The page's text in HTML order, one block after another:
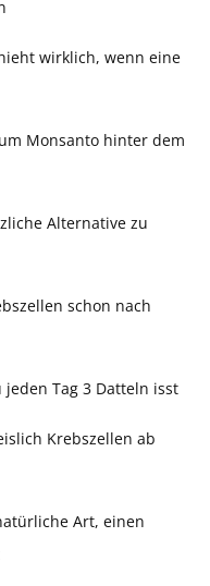
wirklich, wenn eine
Monsanto hinter dem
Alternative zu
schon nach
Tag 3 Datteln isst
Krebszellen ab
Art, einen